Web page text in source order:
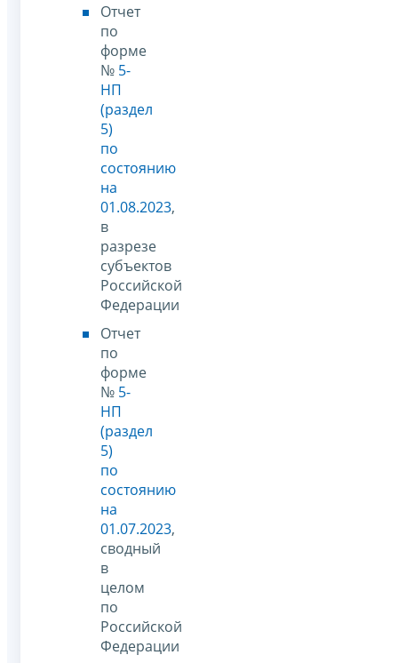
Отчет
по
форме
№ 5-
НП
(раздел
5)
по
состоянию
на
01.08.2023,
в
разрезе
субъектов
Российской
Федерации
Отчет
по
форме
№ 5-
НП
(раздел
5)
по
состоянию
на
01.07.2023,
сводный
в
целом
по
Российской
Федерации